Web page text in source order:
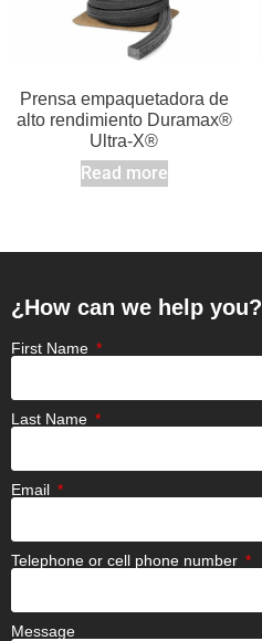
Prensa empaquetadora de
alto rendimiento Duramax®
Ultra-X®
Read more
¿How can we help you?
First Name
Last Name
Email
Telephone or cell phone number
Message